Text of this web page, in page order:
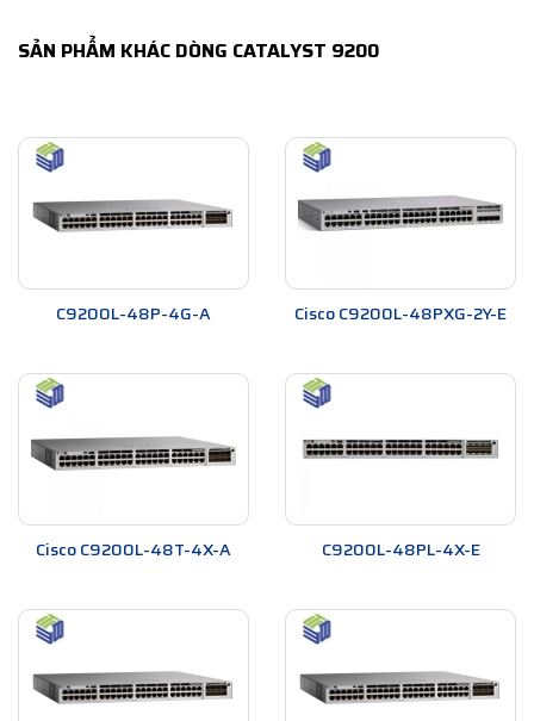
SẢN PHẨM KHÁC DÒNG CATALYST 9200
C9200L-48P-4G-A Cisco C9200L-48PXG-2Y-E
Cisco C9200L-48T-4X-A C9200L-48PL-4X-E